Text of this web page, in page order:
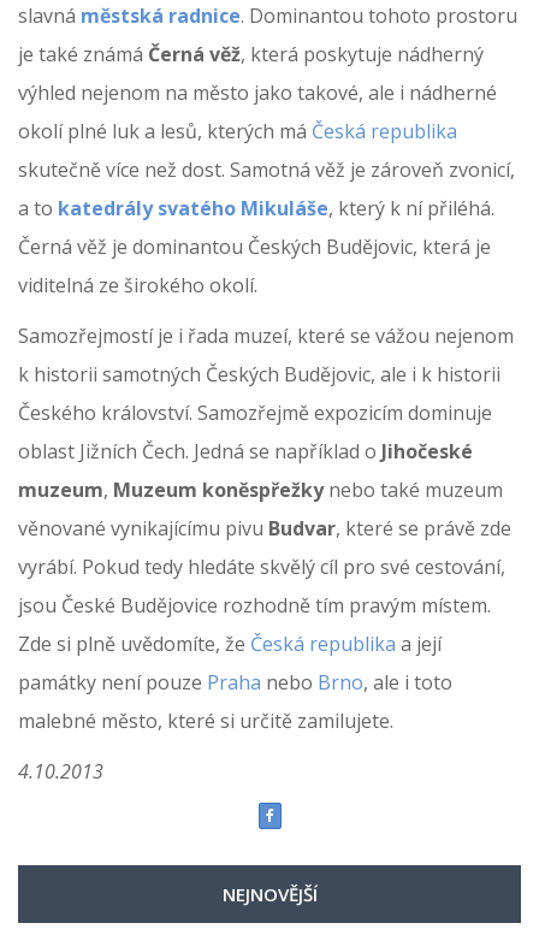
slavná městská radnice. Dominantou tohoto prostoru
je také známá Černá věž, která poskytuje nádherný
výhled nejenom na město jako takové, ale i nádherné
okolí plné luk a lesů, kterých má Česká republika
skutečně více než dost. Samotná věž je zároveň zvonicí,
a to katedrály svatého Mikuláše, který k ní přiléhá.
Černá věž je dominantou Českých Budějovic, která je
viditelná ze širokého okolí.
Samozřejmostí je i řada muzeí, které se vážou nejenom
k historii samotných Českých Budějovic, ale i k historii
Českého království. Samozřejmě expozicím dominuje
oblast Jižních Čech. Jedná se například o Jihočeské
muzeum, Muzeum koněspřežkynebo také muzeum
věnované vynikajícímu pivu Budvar, které se právě zde
vyrábí. Pokud tedy hledáte skvělý cíl pro své cestování,
jsou České Budějovice rozhodně tím pravým místem.
Zde si plně uvědomíte, že Česká republika a její
památky není pouze Praha nebo Brno, ale i toto
malebné město, které si určitě zamilujete.
4.10.2013
NEJNOVĚJŠÍ